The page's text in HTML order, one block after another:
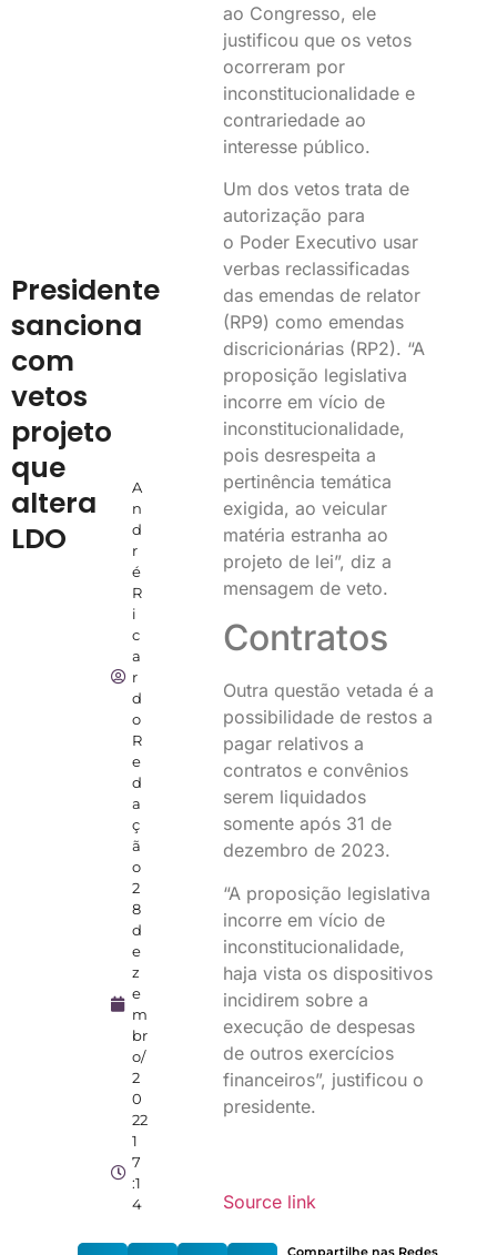
Presidente
sanciona
com
vetos
projeto
que
altera
LDO
A
n
d
r
é
R
i
c
a
r
d
o
R
e
d
a
ç
ã
o
2
8
d
e
z
e
m
br
o/
2
0
22
1
7
:1
4
ao Congresso, ele
justificou que os vetos
ocorreram por
inconstitucionalidade e
contrariedade ao
interesse público.
Um dos vetos trata de
autorização para
o Poder Executivo usar
verbas reclassificadas
das emendas de relator
(RP9) como emendas
discricionárias (RP2). “A
proposição legislativa
incorre em vício de
inconstitucionalidade,
pois desrespeita a
pertinência temática
exigida, ao veicular
matéria estranha ao
projeto de lei”, diz a
mensagem de veto.
Contratos
Outra questão vetada é a
possibilidade de restos a
pagar relativos a
contratos e convênios
serem liquidados
somente após 31 de
dezembro de 2023.
“A proposição legislativa
incorre em vício de
inconstitucionalidade,
haja vista os dispositivos
incidirem sobre a
execução de despesas
de outros exercícios
financeiros”, justificou o
presidente.
Source link
Compartilhe nas Redes